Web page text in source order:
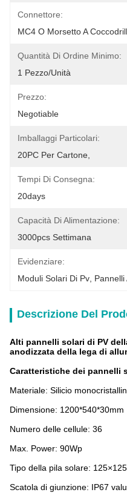
Connettore:
MC4 O Morsetto A
Quantità Di Ordine Minimo:
1 Pezzo/unità
Prezzo:
Negotiable
Imballaggi Particolari:
20PC Per Cartone,
Tempi Di Consegna:
20days
Capacità Di Alimentazione:
3000pcs Settimana
Evidenziare:
Moduli Solari Di Pv Pannelli
Descrizione Del
Alti pannelli solari di PV
anodizzata della lega di
Caratteristiche dei pannelli
Materiale: Silicio
Dimensione: 1200*540*30mm
Numero delle cellule: 36
Max. Power: 90Wp
Tipo della pila solare:
Scatola di giunzione: IP67